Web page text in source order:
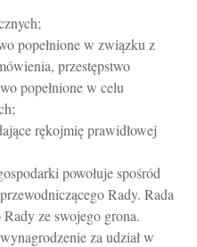
popełnione w związku z
przestępstwo
popełnione w celu
rękojmię prawidłowej
powołuje spośród
Rady. Rada
ze swojego grona.
za udział w